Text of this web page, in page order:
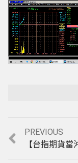
Loaded:
5.84%
PREVIOUS
Previous
post: